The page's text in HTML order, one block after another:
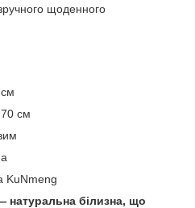
щоденного
см
KuNmeng
натуральна білизна, що